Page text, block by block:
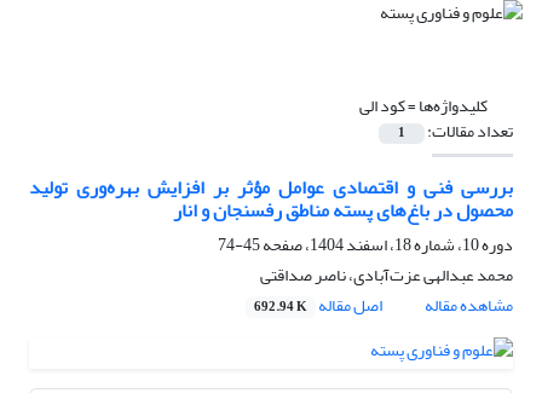
کلیدواژه‌ها =کود الی
تعداد مقالات: 1
بررسی فنی و اقتصادی عوامل مؤثر بر افزایش بهره‌وری تولید
محصول در باغ‌های پسته مناطق رفسنجان و انار
دوره 10، شماره 18، اسفند 1404، صفحه
45-74
محمد عبدالهی عزت‌آبادی، ناصر صداقتی
مشاهده مقاله
اصل مقاله 692.94 K